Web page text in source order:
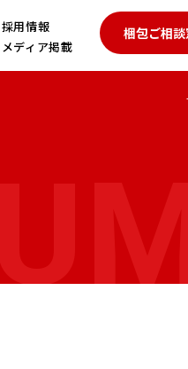
採用情報
メディア掲載
梱包ご相談